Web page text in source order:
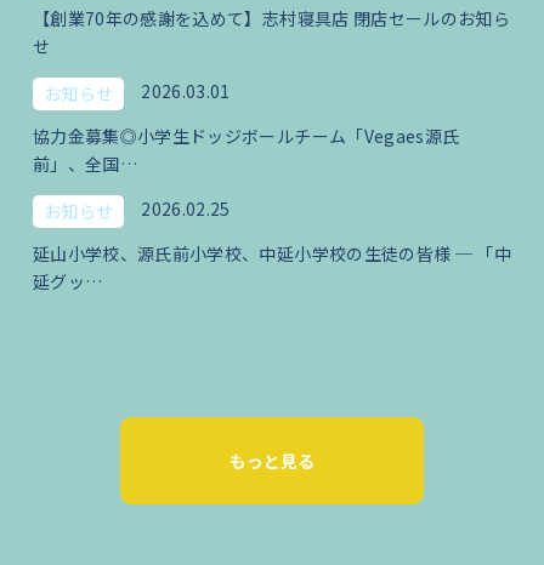
【創業70年の感謝を込めて】志村寝具店 閉店セールのお知ら
せ
お知らせ
2026.03.01
協力金募集◎小学生ドッジボールチーム「Vegaes源氏
前」、全国…
お知らせ
2026.02.25
延山小学校、源氏前小学校、中延小学校の生徒の皆様 ─ 「中
延グッ…
もっと見る